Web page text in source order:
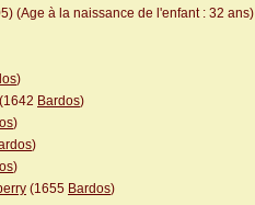
(Age à la naissance de l'enfant : 32 ans)
)
(1642 Bardos)
)
)
)
(1655 Bardos)